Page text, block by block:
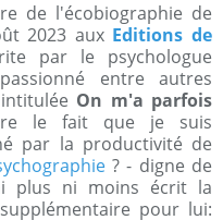
de l'écobiographie de
2023 aux Editions de
par le psychologue
entre autres
On m'a parfois
le fait que je suis
par la productivité de
? - digne de
plus ni moins écrit la
pour lui: